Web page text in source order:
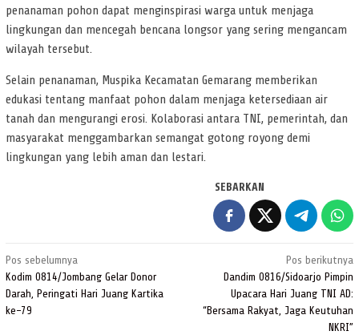
penanaman pohon dapat menginspirasi warga untuk menjaga
lingkungan dan mencegah bencana longsor yang sering mengancam
wilayah tersebut.
Selain penanaman, Muspika Kecamatan Gemarang memberikan
edukasi tentang manfaat pohon dalam menjaga ketersediaan air
tanah dan mengurangi erosi. Kolaborasi antara TNI, pemerintah, dan
masyarakat menggambarkan semangat gotong royong demi
lingkungan yang lebih aman dan lestari.
SEBARKAN
Navigasi
pos
Pos sebelumnya
Kodim 0814/Jombang Gelar Donor
Darah, Peringati Hari Juang Kartika
ke-79
Pos berikutnya
Dandim 0816/Sidoarjo Pimpin
Upacara Hari Juang TNI AD:
“Bersama Rakyat, Jaga Keutuhan
NKRI”